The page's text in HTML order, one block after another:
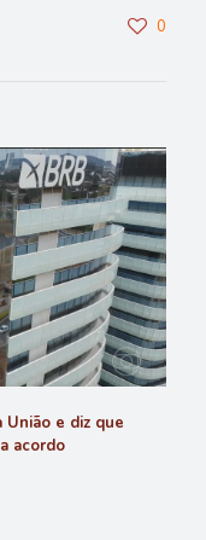
0
União e diz que
acordo